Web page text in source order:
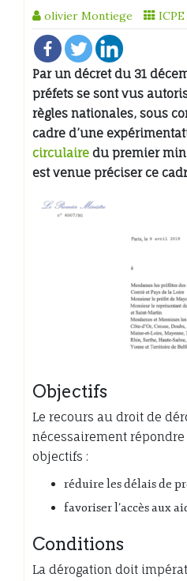
olivier Montiege ICPE
Par un décret du 31
préfets se sont vus
règles nationales, sous
cadre d’une
circulaire du premier
est venue préciser ce
Objectifs
Le recours au droit de
nécessairement répondre
objectifs :
réduire les délais de
favoriser l’accès aux
Conditions
La dérogation doit